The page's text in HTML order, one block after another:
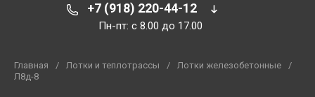
+7 (918) 220-44-12
Пн-пт: c 8.00 до 17.00
Главная / Лотки и теплотрассы / Лотки железобетонные
/
Л8д-8